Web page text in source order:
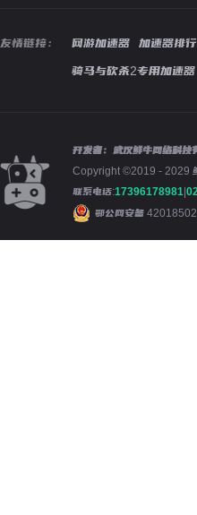
友情链接： 网游加速器 加速器排
骑马与砍杀2专用加速器
开发者：武汉鲜牛网络科技
Copyright ©2019 - 2029
联系电话:17396178981
鄂公网安备